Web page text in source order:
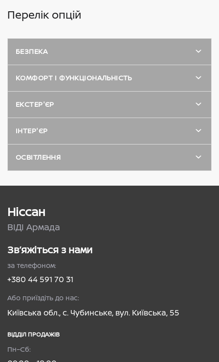
Перелік опцій
БЕЗПЕКА
КОМФОРТ І ФУНКЦІОНАЛЬНІСТЬ
ЕКСТЕР'ЄР
ІНТЕР'ЄР
ОСВІТЛЕННЯ
Ніссан
ВІДІ Армада
Зв’яжіться з нами
за телефоном:
+380 44 591 70 31
Або приїздіть до нас:
Київська обл., с. Чубинське, вул. Київська, 55
ВІДДІЛ ПРОДАЖІВ
Пн–Сб: